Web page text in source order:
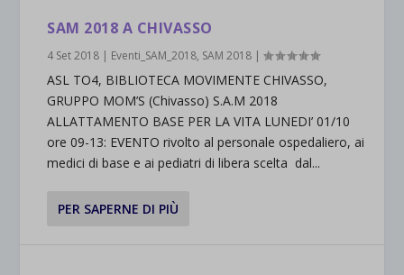
SAM 2018 A CHIVASSO
4 Set 2018 | Eventi_SAM_2018, SAM 2018 |
ASL TO4, BIBLIOTECA MOVIMENTE CHIVASSO,
GRUPPO MOM’S (Chivasso) S.A.M 2018
ALLATTAMENTO BASE PER LA VITA LUNEDI’ 01/10
ore 09-13: EVENTO rivolto al personale ospedaliero, ai
medici di base e ai pediatri di libera scelta dal...
PER SAPERNE DI PIÙ